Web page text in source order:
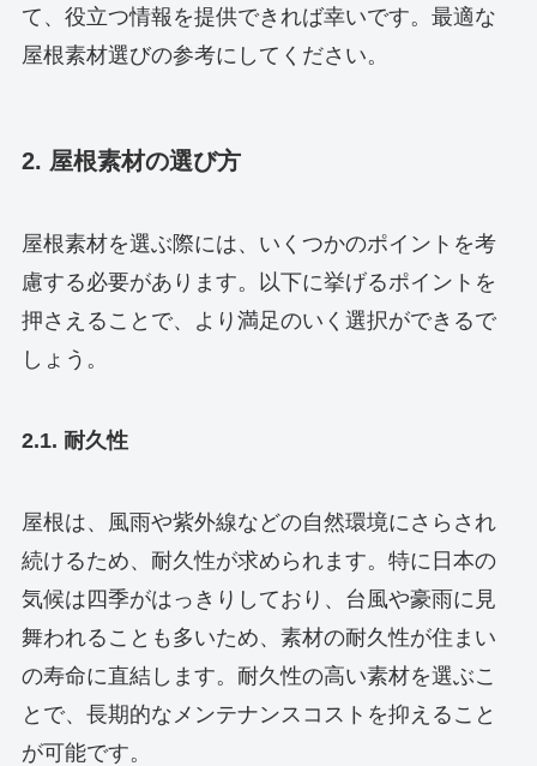
て、役立つ情報を提供できれば幸いです。最適な
屋根素材選びの参考にしてください。
2. 屋根素材の選び方
屋根素材を選ぶ際には、いくつかのポイントを考
慮する必要があります。以下に挙げるポイントを
押さえることで、より満足のいく選択ができるで
しょう。
2.1. 耐久性
屋根は、風雨や紫外線などの自然環境にさらされ
続けるため、耐久性が求められます。特に日本の
気候は四季がはっきりしており、台風や豪雨に見
舞われることも多いため、素材の耐久性が住まい
の寿命に直結します。耐久性の高い素材を選ぶこ
とで、長期的なメンテナンスコストを抑えること
が可能です。